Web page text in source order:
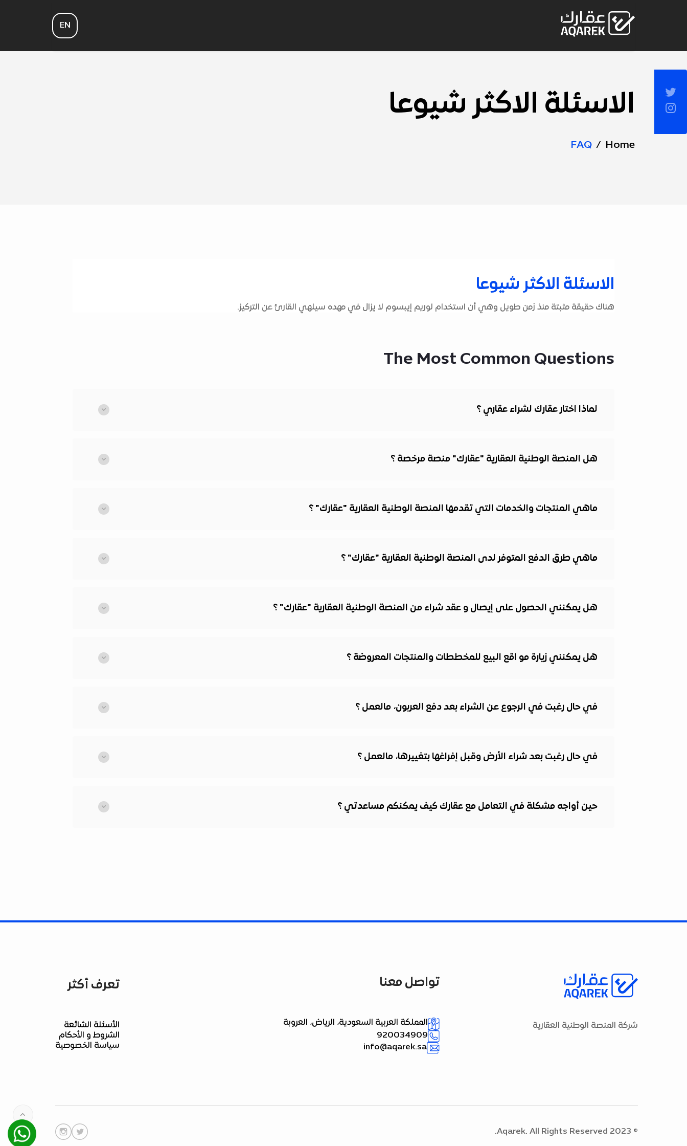
Page
الاسئلة الاكثر شيوعا
Home
FAQ
الاسئلة الاكثر شيوعا
هناك حقيقة مثبتة منذ زمن طويل وهي أن استخدام لوريم إيبسوم لا يزال في مهده سيلهي القارئ عن التركيز.
Whatsapp
Social
The Most Common Questions
لماذا اختار عقارك لشراء عقاري ؟
هل المنصة الوطنية العقارية "عقارك" منصة مرخصة ؟
ماهي المنتجات والخدمات التي تقدمها المنصة الوطنية العقارية "عقارك" ؟
ماهي طرق الدفع المتوفر لدى المنصة الوطنية العقارية "عقارك" ؟
هل يمكنني الحصول على إيصال و عقد شراء من المنصة الوطنية العقارية "عقارك" ؟
هل يمكنني زيارة مو اقع البيع للمخططات والمنتجات المعروضة ؟
في حال رغبت في الرجوع عن الشراء بعد دفع العربون، مالعمل ؟
في حال رغبت بعد شراء الأرض وقبل إفراغها بتغييرها، مالعمل ؟
حين أواجه مشكلة في التعامل مع عقارك كيف يمكنكم مساعدتي ؟
شركة المنصة الوطنية العقارية
تواصل معنا
المملكة العربية السعودية، الرياض، العروبة
920034909
info@aqarek.sa
تعرف أكثر
الأسئلة الشائعة
الشروط و الأحكام
سياسة الخصوصية
© 2023 Aqarek. All Rights Reserved.